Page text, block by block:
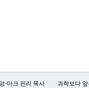
-마크 핀리 목사 과학보다